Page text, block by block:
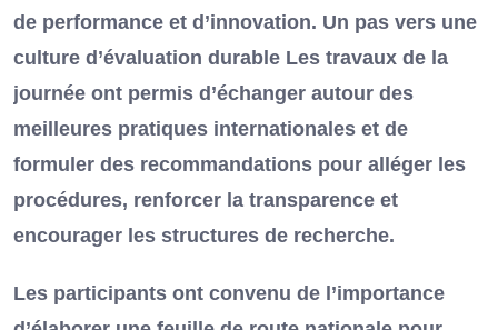
de performance et d’innovation. Un pas vers une
culture d’évaluation durable Les travaux de la
journée ont permis d’échanger autour des
meilleures pratiques internationales et de
formuler des recommandations pour alléger les
procédures, renforcer la transparence et
encourager les structures de recherche.
Les participants ont convenu de l’importance